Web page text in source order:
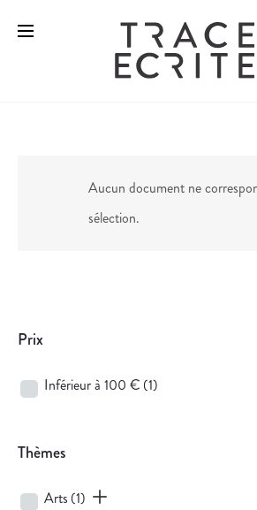
Aucun document ne
sélection.
Prix
Inférieur à 100 € (1)
Thèmes
Arts (1)